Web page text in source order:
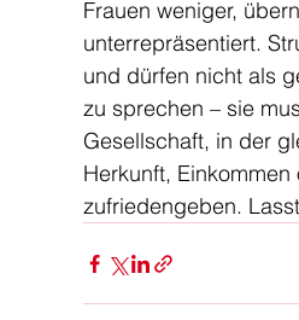
Frauen weniger,
unterrepräsentiert.
und dürfen nicht als
zu sprechen – sie
Gesellschaft, in der
Herkunft,
zufriedengeben.